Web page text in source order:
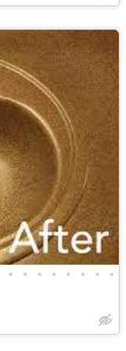
• • • • • • • •